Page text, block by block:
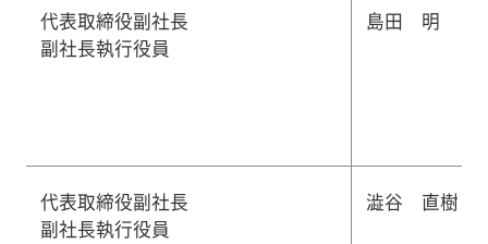
代表取締役副社長
副社長執行役員
島田 明
代表取締役副社長
副社長執行役員
澁谷 直樹